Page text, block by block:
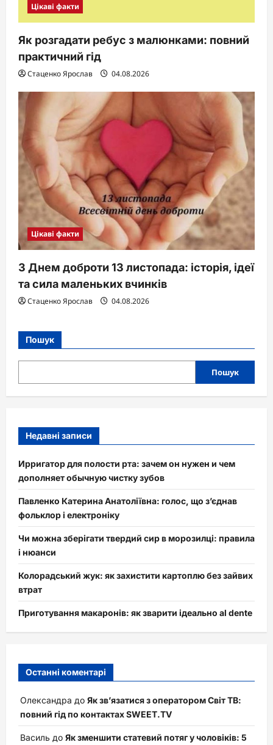
Цікаві факти
Як розгадати ребус з малюнками: повний
практичний гід
Стаценко Ярослав 04.08.2026
Цікаві факти
З Днем доброти 13 листопада: історія, ідеї
та сила маленьких вчинків
Стаценко Ярослав 04.08.2026
Пошук
Пошук
Недавні записи
Ирригатор для полости рта: зачем он нужен и чем
дополняет обычную чистку зубов
Павленко Катерина Анатоліївна: голос, що з’єднав
фольклор і електроніку
Чи можна зберігати твердий сир в морозилці: правила
і нюанси
Колорадський жук: як захистити картоплю без зайвих
втрат
Приготування макаронів: як зварити ідеально al dente
Останні коментарі
Олександра до Як зв’язатися з оператором Світ ТВ:
повний гід по контактах SWEET.TV
Василь до Як зменшити статевий потяг у чоловіків: 5